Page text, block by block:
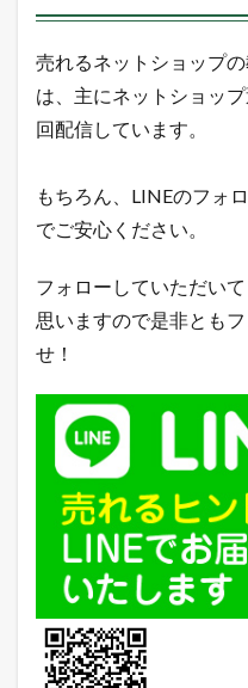
売れるネットショップ
は、主にネットショッ
回配信しています。
もちろん、LINEのフォ
でご安心ください。
フォローしていただい
思いますので是非とも
せ！